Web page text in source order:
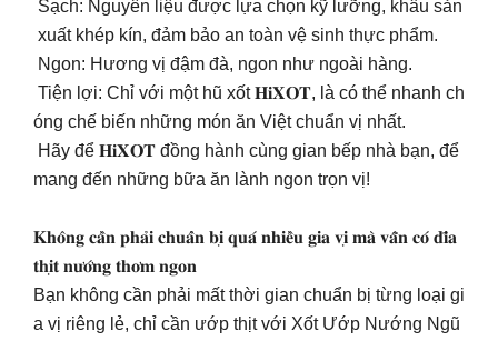
Sạch: Nguyên liệu được lựa chọn kỹ lưỡng, khâu sản
xuất khép kín, đảm bảo an toàn vệ sinh thực phẩm.
Ngon: Hương vị đậm đà, ngon như ngoài hàng.
Tiện lợi: Chỉ với một hũ xốt 𝐇𝐢𝐗𝐎𝐓, là có thể nhanh ch
óng chế biến những món ăn Việt chuẩn vị nhất.
Hãy để 𝐇𝐢𝐗𝐎𝐓 đồng hành cùng gian bếp nhà bạn, để
mang đến những bữa ăn lành ngon trọn vị!
𝐊𝐡𝐨̂𝐧𝐠 𝐜𝐚̂̀𝐧 𝐩𝐡𝐚̉𝐢 𝐜𝐡𝐮𝐚̂̉𝐧 𝐛𝐢̣ 𝐪𝐮𝐚́ 𝐧𝐡𝐢𝐞̂̀𝐮 𝐠𝐢𝐚 𝐯𝐢̣ 𝐦𝐚̀ 𝐯𝐚̂̃𝐧 𝐜𝐨́ 𝐝𝐢̃𝐚
𝐭𝐡𝐢̣𝐭 𝐧𝐮̛𝐨̛́𝐧𝐠 𝐭𝐡𝐨̛𝐦 𝐧𝐠𝐨𝐧
Bạn không cần phải mất thời gian chuẩn bị từng loại gi
a vị riêng lẻ, chỉ cần ướp thịt với Xốt Ướp Nướng Ngũ